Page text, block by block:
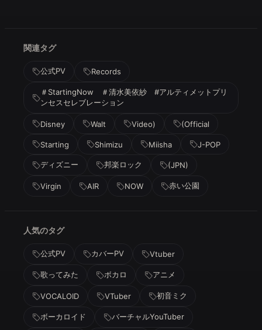
関連タグ
公式PV Records
＃StartingNow ＃清水美依紗 #アルティメットプリ
ンセスセレブレーション
Disney Walt Video) (Official
Starting Shimizu Miisha J-POP
ディズニー 邦楽ロック (JPN)
Virgin AIR NOW 赤い公園
人気のタグ
公式PV カバーPV Vtuber
歌ってみた ボカロ アニメ
VOCALOID VTuber 初音ミク
ボーカロイド バーチャルYouTuber